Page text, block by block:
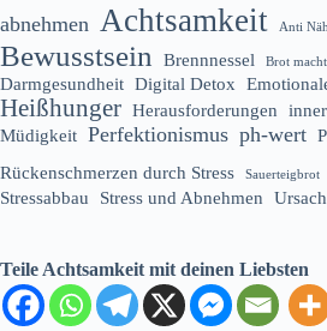
abnehmen Achtsamkeit Anti
Bewusstsein Brennnessel Brot
Darmgesundheit Digital Detox
Heißhunger Herausforderungen
Müdigkeit Perfektionismus ph-wert
Rückenschmerzen durch Stress Sauerteigbrot
Stressabbau Stress und Abnehmen
Teile Achtsamkeit mit deinen Liebsten